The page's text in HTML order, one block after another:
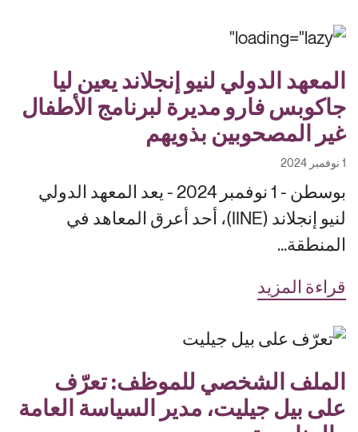
المعهد الدولي لنيو إنجلاند يعين ليا
جاكوبس فارو مديرة لبرنامج الأطفال
غير المصحوبين بذويهم
1 نوفمبر 2024
بوسطن - 1 نوفمبر 2024 - يعد المعهد الدولي
لنيو إنجلاند (IINE)، أحد أعرق المعاهد في
المنطقة...
قراءة المزيد
الملف الشخصي للموظف: تعرّف
على بيل جيليت، مدير السياسة العامة